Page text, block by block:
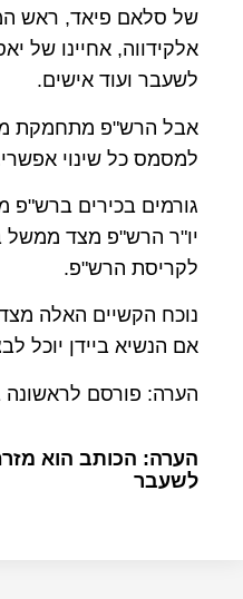
של סלאם פיאד, ראש
אלקידווה, אחיינו של
לשעבר ועוד אישים.
אבל הרש"פ מתחמקת
למסמס כל שינוי
גורמים בכירים ברש"פ
יו"ר הרש"פ מצד ממשל
לקריסת הרש"פ.
נוכח הקשיים האלה
אם הנשיא ביידן יוכל
הערה: פורסם לראשונה
הערה: הכותב הוא
לשעבר